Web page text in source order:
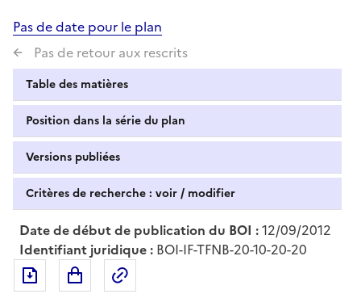
Pas de date pour le plan
Pas de retour aux rescrits
Table des matières
Position dans la série du plan
Versions publiées
Critères de recherche : voir / modifier
Date de début de publication du BOI :12/09/2012
Identifiant juridique : BOI-IF-TFNB-20-10-20-20
Exporter le document au format pdf